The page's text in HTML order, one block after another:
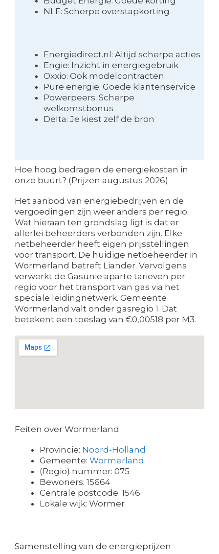
NLE: Scherpe overstapkorting
Energiedirect.nl: Altijd scherpe acties
Engie: Inzicht in energiegebruik
Oxxio: Ook modelcontracten
Pure energie: Goede klantenservice
Powerpeers: Scherpe
welkomstbonus
Delta: Je kiest zelf de bron
Hoe hoog bedragen de energiekosten in
onze buurt? (Prijzen augustus 2026)
Het aanbod van energiebedrijven en de
vergoedingen zijn weer anders per regio.
Wat hieraan ten grondslag ligt is dat er
allerlei beheerders verbonden zijn. Elke
netbeheerder heeft eigen prijsstellingen
voor transport. De huidige netbeheerder in
Wormerland betreft Liander. Vervolgens
verwerkt de Gasunie aparte tarieven per
regio voor het transport van gas via het
speciale leidingnetwerk. Gemeente
Wormerland valt onder gasregio 1. Dat
betekent een toeslag van €0,00518 per M3.
Feiten over Wormerland
Provincie: Noord-Holland
Gemeente: Wormerland
(Regio) nummer: 075
Bewoners: 15664
Centrale postcode: 1546
Lokale wijk: Wormer
Samenstelling van de energieprijzen